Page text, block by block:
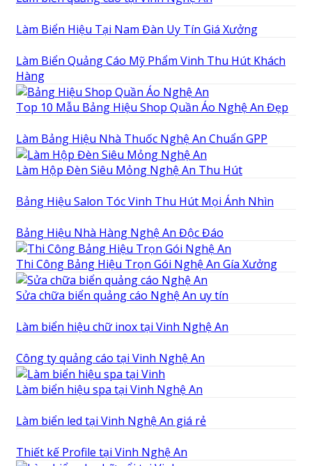
Làm Biển Hiệu Tại Nam Đàn Uy Tín Giá Xưởng
Làm Biển Quảng Cáo Mỹ Phẩm Vinh Thu Hút Khách
Hàng
Top 10 Mẫu Bảng Hiệu Shop Quần Áo Nghệ An Đẹp
Làm Bảng Hiệu Nhà Thuốc Nghệ An Chuẩn GPP
Làm Hộp Đèn Siêu Mỏng Nghệ An Thu Hút
Bảng Hiệu Salon Tóc Vinh Thu Hút Mọi Ánh Nhìn
Bảng Hiệu Nhà Hàng Nghệ An Độc Đáo
Thi Công Bảng Hiệu Trọn Gói Nghệ An Gía Xưởng
Sửa chữa biển quảng cáo Nghệ An uy tín
Làm biển hiệu chữ inox tại Vinh Nghệ An
Công ty quảng cáo tại Vinh Nghệ An
Làm biển hiệu spa tại Vinh Nghệ An
Làm biển led tại Vinh Nghệ An giá rẻ
Thiết kế Profile tại Vinh Nghệ An